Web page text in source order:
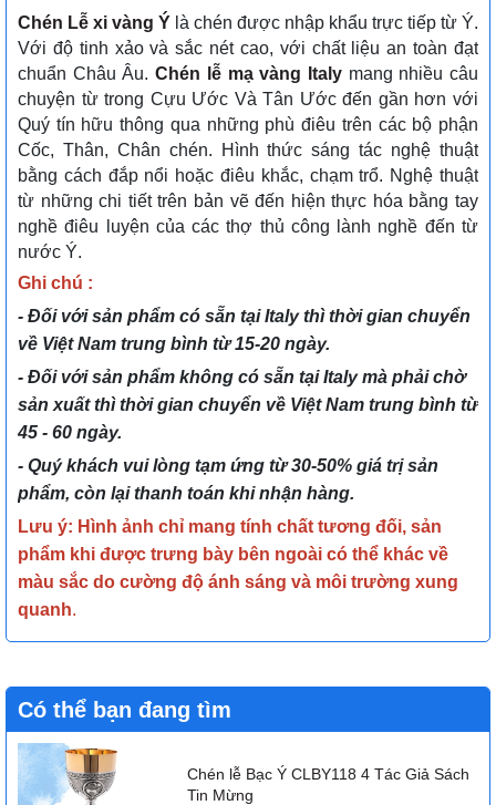
Chén Lễ xi vàng Ý là chén được nhập khẩu trực tiếp từ Ý.
Với độ tinh xảo và sắc nét cao, với chất liệu an toàn đạt
chuẩn Châu Âu.Chén lễ mạ vàng Italymang nhiều câu
chuyện từ trong Cựu Ước Và Tân Ước đến gần hơn với
Quý tín hữu thông qua những phù điêu trên các bộ phận
Cốc, Thân, Chân chén. Hình thức sáng tác nghệ thuật
bằng cách đắp nổi hoặc điêu khắc, chạm trổ. Nghệ thuật
từ những chi tiết trên bản vẽ đến hiện thực hóa bằng tay
nghề điêu luyện của các thợ thủ công lành nghề đến từ
nước Ý.
Ghi chú :
- Đối với sản phẩm có sẵn tại Italy thì thời gian chuyển
về Việt Nam trung bình từ 15-20 ngày.
- Đối với sản phẩm không có sẵn tại Italy mà phải chờ
sản xuất thì thời gian chuyển về Việt Nam trung bình từ
45 - 60 ngày.
- Quý khách vui lòng tạm ứng từ 30-50% giá trị sản
phẩm, còn lại thanh toán khi nhận hàng.
Lưu ý: Hình ảnh chỉ mang tính chất tương đối, sản
phẩm khi được trưng bày bên ngoài có thể khác về
màu sắc do cường độ ánh sáng và môi trường xung
quanh.
Có thể bạn đang tìm
Chén lễ Bạc Ý CLBY118 4 Tác Giả Sách
Tin Mừng